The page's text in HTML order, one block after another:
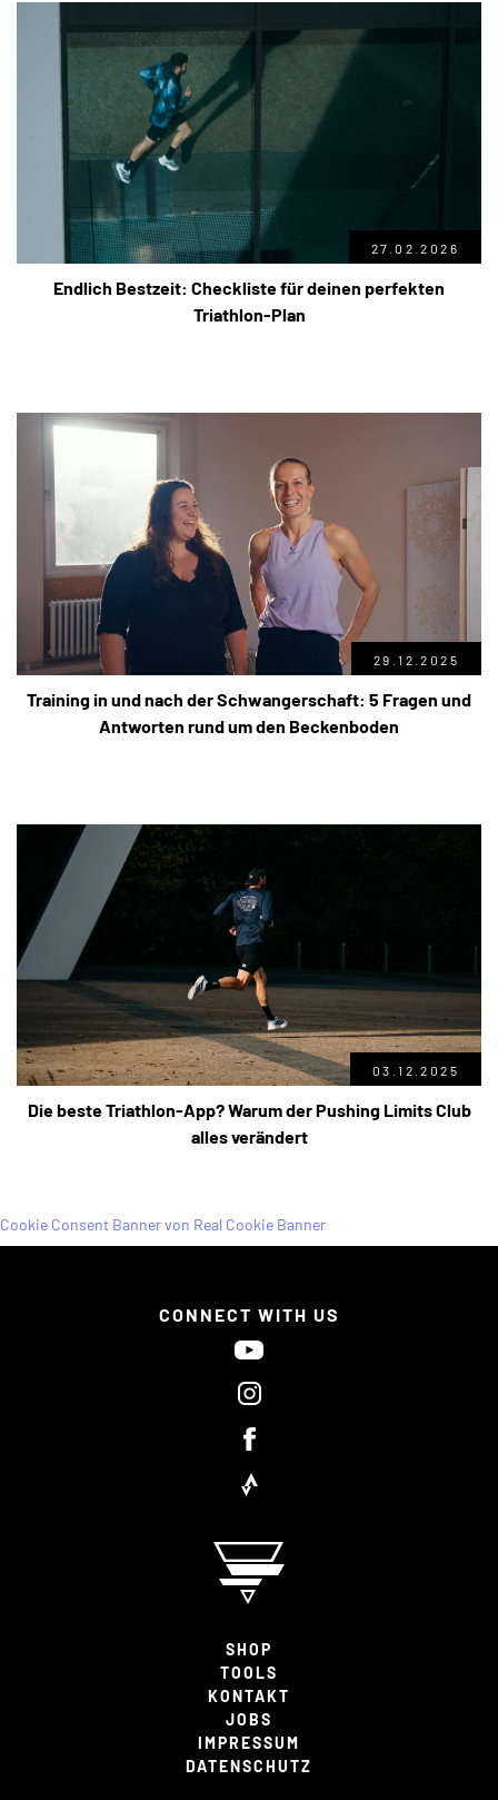
27.02.2026
Endlich Bestzeit: Checkliste für deinen perfekten
Triathlon-Plan
29.12.2025
Training in und nach der Schwangerschaft: 5 Fragen und
Antworten rund um den Beckenboden
03.12.2025
Die beste Triathlon-App? Warum der Pushing Limits Club
alles verändert
CONNECT WITH US
SHOP
TOOLS
KONTAKT
JOBS
IMPRESSUM
DATENSCHUTZ
Cookie Consent Banner von Real Cookie Banner